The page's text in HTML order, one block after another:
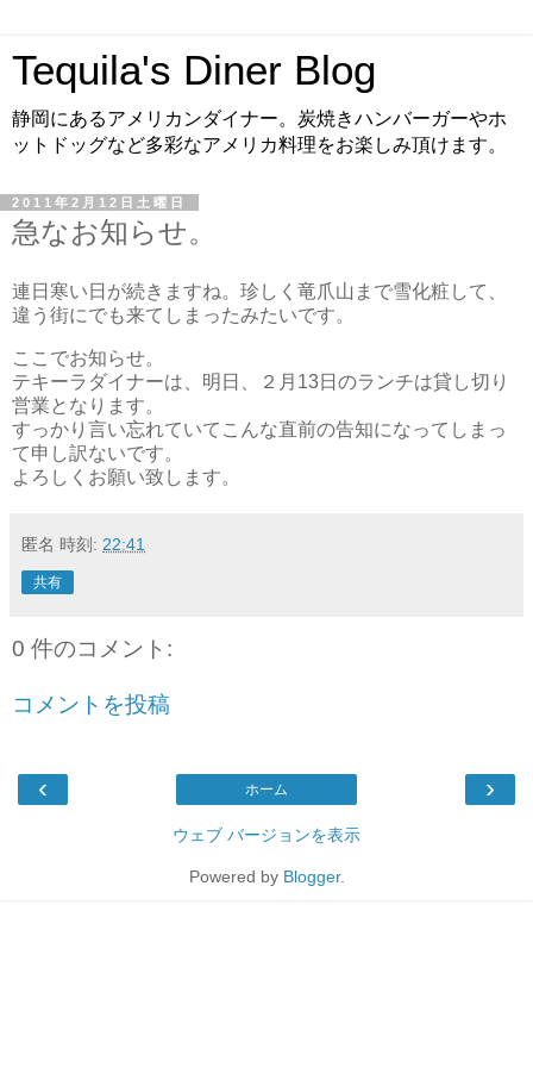
Tequila's Diner Blog
静岡にあるアメリカンダイナー。炭焼きハンバーガーやホ
ットドッグなど多彩なアメリカ料理をお楽しみ頂けます。
2011年2月12日土曜日
急なお知らせ。
連日寒い日が続きますね。珍しく竜爪山まで雪化粧して、
違う街にでも来てしまったみたいです。
ここでお知らせ。
テキーラダイナーは、明日、２月13日のランチは貸し切り
営業となります。
すっかり言い忘れていてこんな直前の告知になってしまっ
て申し訳ないです。
よろしくお願い致します。
匿名 時刻: 22:41
共有
0 件のコメント:
コメントを投稿
‹ ›
ホーム
ウェブ バージョンを表示
Powered by Blogger.